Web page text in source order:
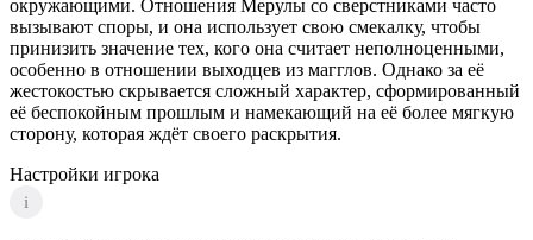
окружающими. Отношения Мерулы со сверстниками часто
вызывают споры, и она использует свою смекалку, чтобы
принизить значение тех, кого она считает неполноценными,
особенно в отношении выходцев из магглов. Однако за её
жестокостью скрывается сложный характер, сформированный
её беспокойным прошлым и намекающий на её более мягкую
сторону, которая ждёт своего раскрытия.
Настройки игрока
i